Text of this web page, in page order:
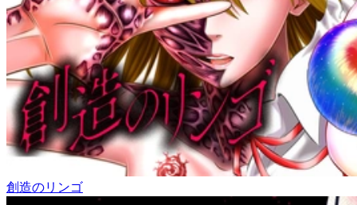
創造のリンゴ